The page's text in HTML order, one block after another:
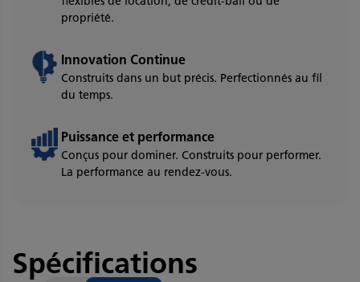
propriété.
Innovation Continue
Construits dans un but précis. Perfectionnés au fil
du temps.
Puissance et performance
Conçus pour dominer. Construits pour performer.
La performance au rendez-vous.
Spécifications